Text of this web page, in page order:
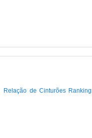
Relação de Cinturões